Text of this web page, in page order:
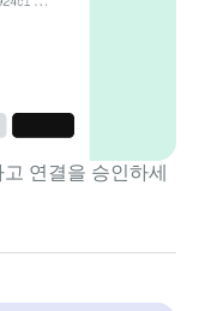
platform
for
games,
system
process for
a player to
across
facilitates the
various
연결을 승인하세